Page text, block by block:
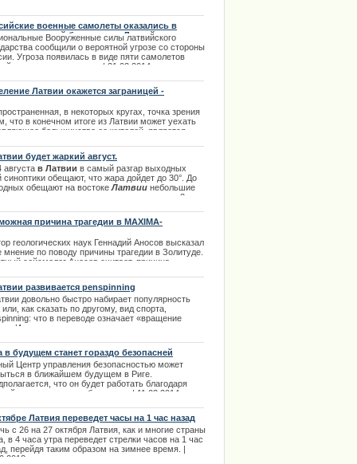
Латвийский центр окружающей среды.
военные самолеты оказались в
близости от Латвийских
вод
Вооруженные силы латвийского
сообщили о вероятной угрозе со стороны
Угроза появилась в виде пяти самолетов
происхождения. | 21.02.2014
Латвии окажется заграницей -
в некоторых кругах, точка зрения
что в конечном итоге из Латвии может уехать
большинство ее жителей, является
Латвийского Университета, Марцисом
на конференции.
будет жаркий август.
августа в Латвии в самый разгар выходных
синоптики обещают, что жара дойдет до 30°. До
обещают на востокеЛатвии небольшие
а также утверждают, что температура до 3
к выходным станет уже значительно
причина трагедии в MAXIMA-
геологических наук Геннадий Аносов высказал
мнение по поводу причины трагедии в Золитуде.
сейсмолог Аносов считает, причина
грунта. Не было выявлено, как влияет на
транспортный поток проходящий по
улице.
развивается рenspinning
довольно быстро набирает популярность
или, как сказать по другому, вид спорта,
что в переводе означает «вращение
Искусство вращения ручки или карандаша
в будущем станет гораздо безопасней
Центр управления безопасностью может
в ближайшем будущем в Риге.
что он будет работать благодаря
системе видеонаблюдения. | 11.03.2014
Латвия переведет часы на 1 час назад
с 26 на 27 октября Латвия, как и многие страны
в 4 часа утра переведет стрелки часов на 1 час
перейдя таким образом на зимнее время. |